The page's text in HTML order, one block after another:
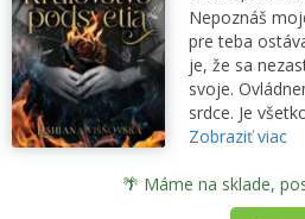
Nepoznáš
pre teba
je, že sa
svoje.
srdce. Je
Zobraziť viac
🌴 Máme na sklade,